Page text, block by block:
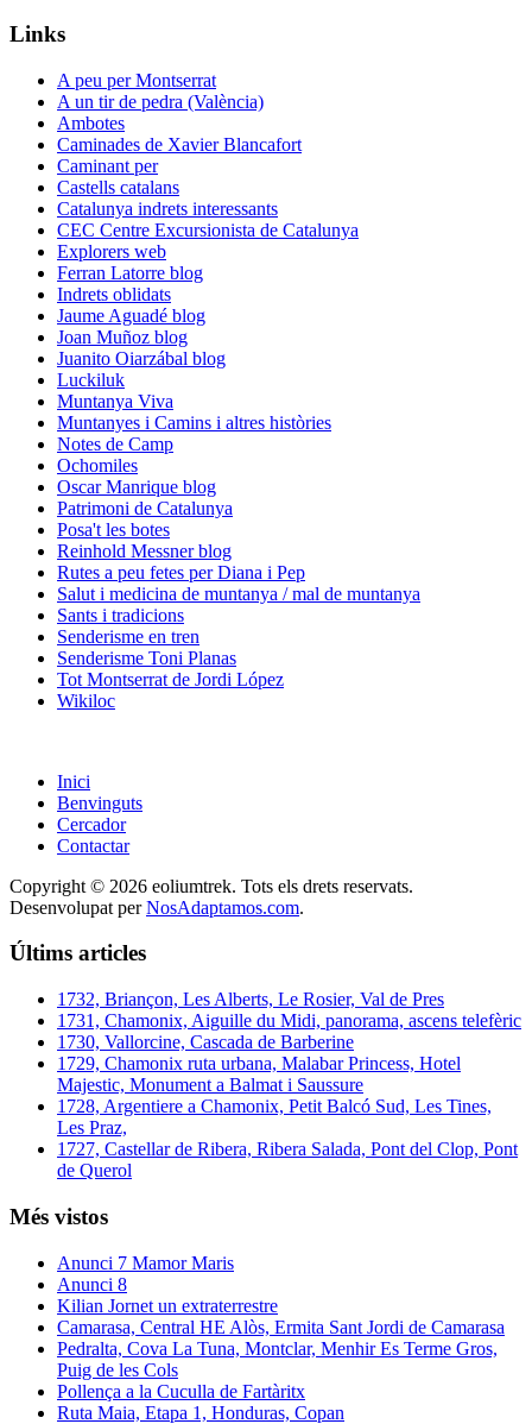
Links
A peu per Montserrat
A un tir de pedra (València)
Ambotes
Caminades de Xavier Blancafort
Caminant per
Castells catalans
Catalunya indrets interessants
CEC Centre Excursionista de Catalunya
Explorers web
Ferran Latorre blog
Indrets oblidats
Jaume Aguadé blog
Joan Muñoz blog
Juanito Oiarzábal blog
Luckiluk
Muntanya Viva
Muntanyes i Camins i altres històries
Notes de Camp
Ochomiles
Oscar Manrique blog
Patrimoni de Catalunya
Posa't les botes
Reinhold Messner blog
Rutes a peu fetes per Diana i Pep
Salut i medicina de muntanya / mal de muntanya
Sants i tradicions
Senderisme en tren
Senderisme Toni Planas
Tot Montserrat de Jordi López
Wikiloc
Inici
Benvinguts
Cercador
Contactar
Copyright © 2026 eoliumtrek. Tots els drets reservats.
Desenvolupat perNosAdaptamos.com.
Últims articles
1732, Briançon, Les Alberts, Le Rosier, Val de Pres
1731, Chamonix, Aiguille du Midi, panorama, ascens telefèric
1730, Vallorcine, Cascada de Barberine
1729, Chamonix ruta urbana, Malabar Princess, Hotel
Majestic, Monument a Balmat i Saussure
1728, Argentiere a Chamonix, Petit Balcó Sud, Les Tines,
Les Praz,
1727, Castellar de Ribera, Ribera Salada, Pont del Clop, Pont
de Querol
Més vistos
Anunci 7 Mamor Maris
Anunci 8
Kilian Jornet un extraterrestre
Camarasa, Central HE Alòs, Ermita Sant Jordi de Camarasa
Pedralta, Cova La Tuna, Montclar, Menhir Es Terme Gros,
Puig de les Cols
Pollença a la Cuculla de Fartàritx
Ruta Maia, Etapa 1, Honduras, Copan